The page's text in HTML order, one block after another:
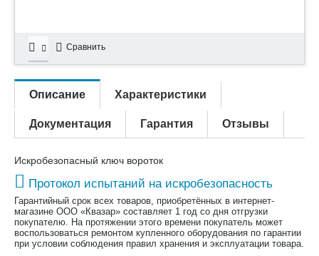
Сравнить
Описание Характеристики
Документация Гарантия Отзывы
Искробезопасный ключ вороток
Протокол испытаний на искробезопасность
Гарантийный срок всех товаров, приобретённых в интернет-
магазине ООО «Квазар» составляет 1 год со дня отгрузки
покупателю. На протяжении этого времени покупатель может
воспользоваться ремонтом купленного оборудования по гарантии
при условии соблюдения правил хранения и эксплуатации товара.